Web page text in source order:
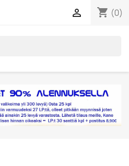
shopping_cart (0)
